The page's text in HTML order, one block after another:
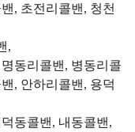
, 초전리콜밴, 청천
,
동리콜밴, 병동리콜
, 안하리콜밴, 용덕
동콜밴, 내동콜밴,